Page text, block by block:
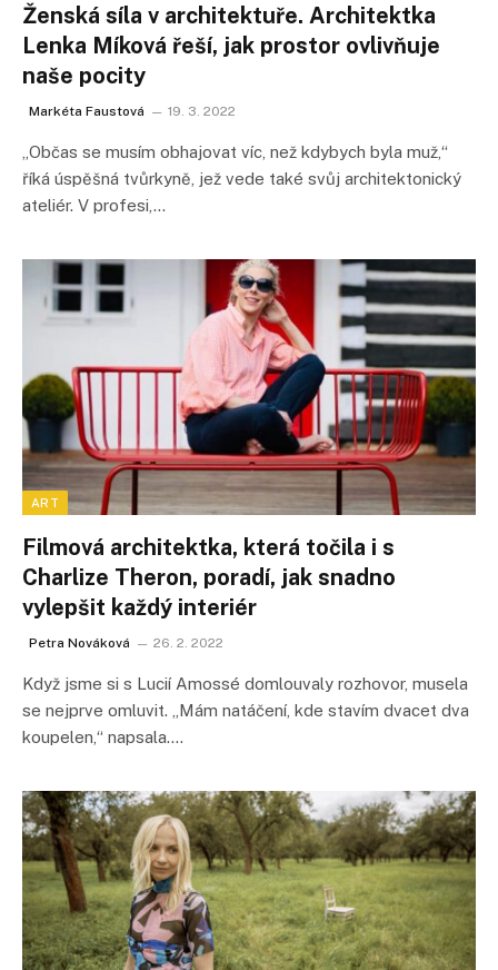
Ženská síla v architektuře. Architektka
Lenka Míková řeší, jak prostor ovlivňuje
naše pocity
Markéta Faustová 19. 3. 2022
„Občas se musím obhajovat víc, než kdybych byla muž,“
říká úspěšná tvůrkyně, jež vede také svůj architektonický
ateliér. V profesi,…
ART
Filmová architektka, která točila i s
Charlize Theron, poradí, jak snadno
vylepšit každý interiér
Petra Nováková 26. 2. 2022
Když jsme si s Lucií Amossé domlouvaly rozhovor, musela
se nejprve omluvit. „Mám natáčení, kde stavím dvacet dva
koupelen,“ napsala.…